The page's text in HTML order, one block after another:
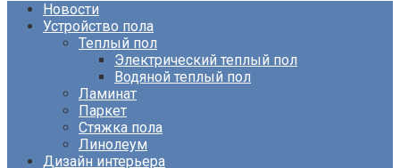
Новости
Устройство пола
Теплый пол
Электрический теплый пол
Водяной теплый пол
Ламинат
Паркет
Стяжка пола
Линолеум
Дизайн интерьера